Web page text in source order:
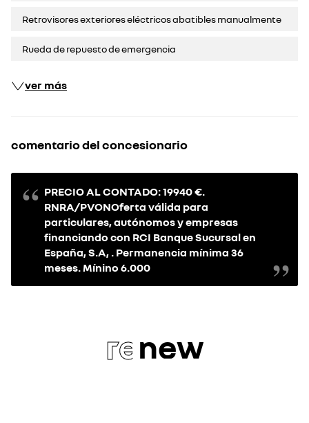
Retrovisores exteriores eléctricos abatibles manualmente
Rueda de repuesto de emergencia
ver más
comentario del concesionario
PRECIO AL CONTADO: 19940 €.
RNRA/PVONOferta válida para
particulares, autónomos y empresas
financiando con RCI Banque Sucursal en
España, S.A, . Permanencia mínima 36
meses. Mínino 6.000
renew